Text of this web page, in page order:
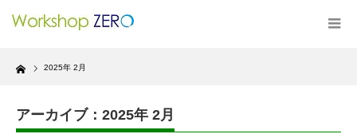
Home 2025年 2月
アーカイブ：2025年 2月